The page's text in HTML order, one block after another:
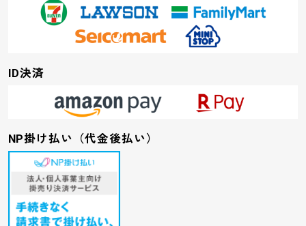
ID決済
NP掛け払い（代金後払い）